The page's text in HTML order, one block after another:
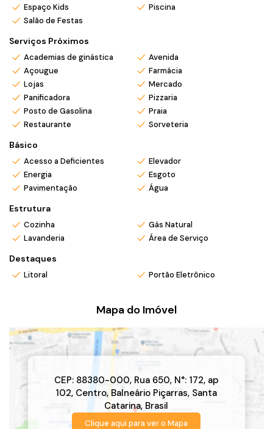
Financia;
Possibilidade de parcelamento direto com o proprietário;
*Valor e disponibilidade sujeito a confirmação.
*Atendo também em finais de semana e feriados com pré
agendamento.
*Ligue ou envie WhatsApp (47) 9 9705-6188. Siga meu
Instagram @ronei_jaciel
Espaço Kids
Piscina
Salão de Festas
Serviços Próximos
Academias de ginástica
Avenida
Açougue
Farmácia
Lojas
Mercado
Panificadora
Pizzaria
Posto de Gasolina
Praia
Restaurante
Sorveteria
Básico
Acesso a Deficientes
Elevador
Energia
Esgoto
Pavimentação
Água
Estrutura
Cozinha
Gás Natural
Lavanderia
Área de Serviço
Destaques
Litoral Portão Eletrônico
Mapa do Imóvel
CEP: 88380-000, Rua 650, N°:172, ap
102, Centro, Balneário Piçarras, Santa
Catarina, Brasil
Clique aqui para ver o Mapa